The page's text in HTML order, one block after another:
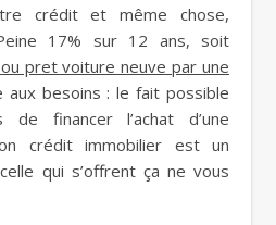
crédit et même chose,
17% sur 12 ans, soit
pret voiture neuve par une
aux besoins : le fait possible
financer l’achat d’une
crédit immobilier est un
qui s’offrent ça ne vous